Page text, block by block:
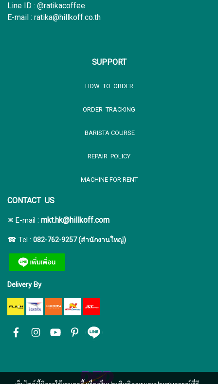
Line ID : @ratikacoffee
E-mail : ratika@hillkoff.co.th
SUPPORT
HOW TO ORDER
ORDER TRACKING
BARISTA COURSE
REPAIR POLICY
MACHINE FOR RENT
CONTACT US
✉ E-mail : mkt.hk@hillkoff.com
☎ Tel : 082-762-9257 (สำนักงานใหญ่)
Delivery By